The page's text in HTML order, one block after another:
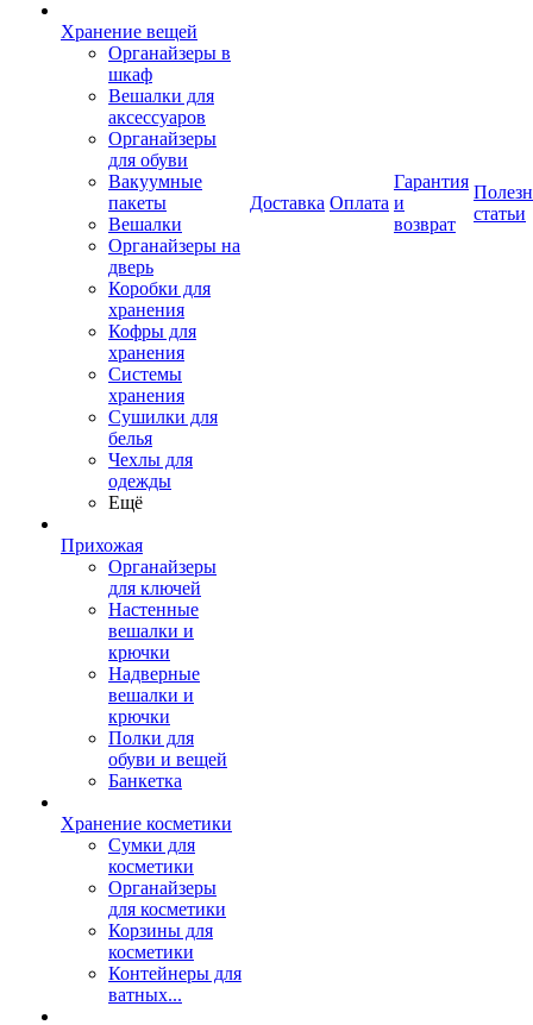
Хранение вещей
Органайзеры в
шкаф
Вешалки для
аксессуаров
Органайзеры
для обуви
Вакуумные
пакеты
Вешалки
Органайзеры на
дверь
Коробки для
хранения
Кофры для
хранения
Системы
хранения
Сушилки для
белья
Чехлы для
одежды
Ещё
Прихожая
Органайзеры
для ключей
Настенные
вешалки и
крючки
Надверные
вешалки и
крючки
Полки для
обуви и вещей
Банкетка
Хранение косметики
Сумки для
косметики
Органайзеры
для косметики
Корзины для
косметики
Контейнеры для
ватных...
Доставка Оплата
Гарантия
и
возврат
статьи